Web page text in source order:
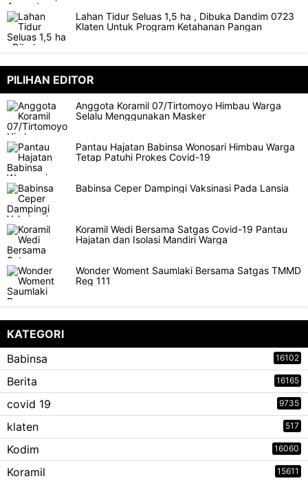
Lahan Tidur Seluas 1,5 ha , Dibuka Dandim 0723
Klaten Untuk Program Ketahanan Pangan
PILIHAN EDITOR
Anggota Koramil 07/Tirtomoyo Himbau Warga
Selalu Menggunakan Masker
Pantau Hajatan Babinsa Wonosari Himbau Warga
Tetap Patuhi Prokes Covid-19
Babinsa Ceper Dampingi Vaksinasi Pada Lansia
Koramil Wedi Bersama Satgas Covid-19 Pantau
Hajatan dan Isolasi Mandiri Warga
Wonder Woment Saumlaki Bersama Satgas TMMD
Reg 111
KATEGORI
Babinsa
16102
Berita 16165
covid 19 9735
klaten 517
Kodim 16060
Koramil 15611